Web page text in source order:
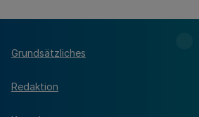
Grundsätzliches
Redaktion